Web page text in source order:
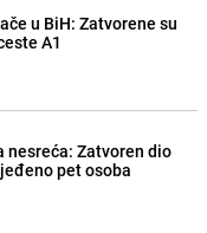
u BiH: Zatvorene su
A1
nesreća: Zatvoren dio
pet osoba